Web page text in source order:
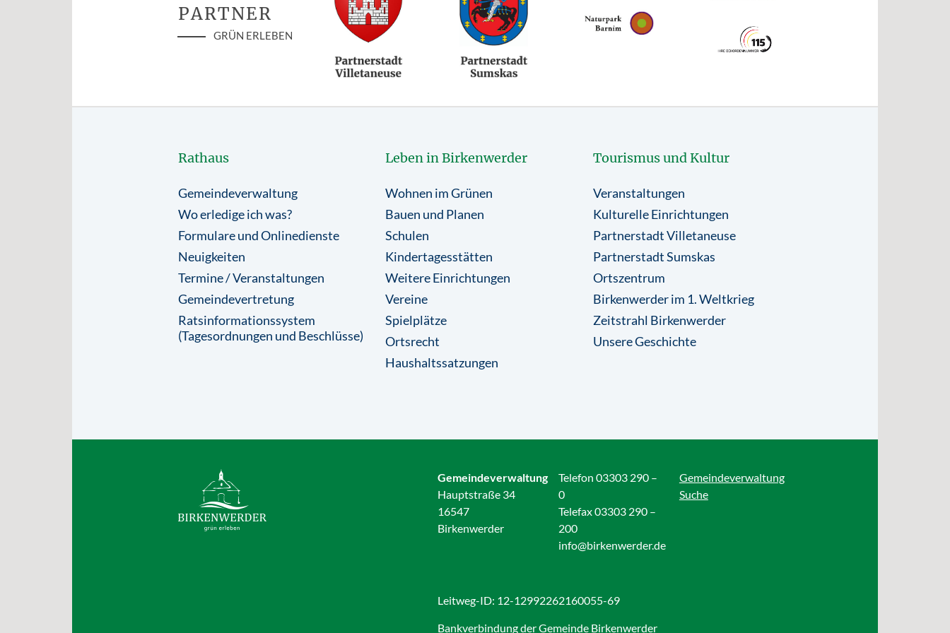
PARTNER
GRÜN ERLEBEN
Rathaus
Gemeindeverwaltung
Wo erledige ich was?
Formulare und Onlinedienste
Neuigkeiten
Termine / Veranstaltungen
Gemeindevertretung
Ratsinformationssystem
(Tagesordnungen und Beschlüsse)
Leben in Birkenwerder
Wohnen im Grünen
Bauen und Planen
Schulen
Kindertagesstätten
Weitere Einrichtungen
Vereine
Spielplätze
Ortsrecht
Haushaltssatzungen
Tourismus und Kultur
Veranstaltungen
Kulturelle Einrichtungen
Partnerstadt Villetaneuse
Partnerstadt Sumskas
Ortszentrum
Birkenwerder im 1. Weltkrieg
Zeitstrahl Birkenwerder
Unsere Geschichte
Gemeindeverwaltung
Hauptstraße 34
16547
Birkenwerder
Telefon 03303 290 –
0
Telefax 03303 290 –
200
info@birkenwerder.de
Gemeindeverwaltung
Suche
Leitweg-ID: 12-12992262160055-69
Bankverbindung der Gemeinde Birkenwerder